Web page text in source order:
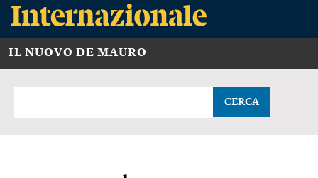
IL NUOVO DE MAURO
CERCA